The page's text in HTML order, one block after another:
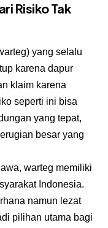
Risiko Tak
yang selalu
karena dapur
klaim karena
seperti ini bisa
yang tepat,
besar yang
warteg memiliki
Indonesia.
namun lezat
pilihan utama bagi